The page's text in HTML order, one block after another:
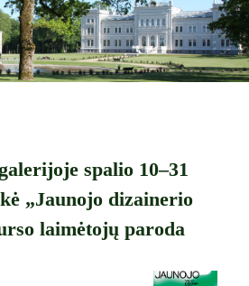
spalio 10–31
„Jaunojo dizainerio
laimėtojų paroda